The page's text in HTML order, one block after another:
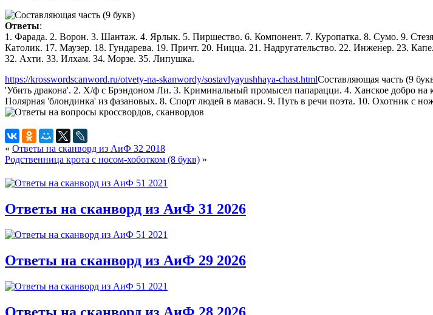
Ответы:
1. Фарада. 2. Ворон. 3. Шантаж. 4. Ярлык. 5. Пиршество. 6. Компонент. 7. Куропатка. 8. Сумо. 9.
Католик. 17. Маузер. 18. Гундарева. 19. Причт. 20. Ницца. 21. Надругательство. 22. Инженер. 23.
32. Ахти. 33. Илхам. 34. Морзе. 35. Липушка.
https://krosswordscanword.ru/otvety-na-skanwordy/sostavlyayushhaya-chast.htmlСоставляющая часть (9
'Убить дракона'. 2. Х/ф с Брэндоном Ли. 3. Криминальный промысел папарацци. 4. Ханское добро на
Полярная 'блондинка' из фазановых. 8. Спорт людей в маваси. 9. Путь в речи поэта. 10. Охотник с
« Ответы на сканворд из АиФ 32 2018
Родственница крота с носом-хоботком (8 букв) »
Ответы на сканворд из АиФ 31 2026
Ответы на сканворд из АиФ 29 2026
Ответы на сканворд из АиФ 28 2026